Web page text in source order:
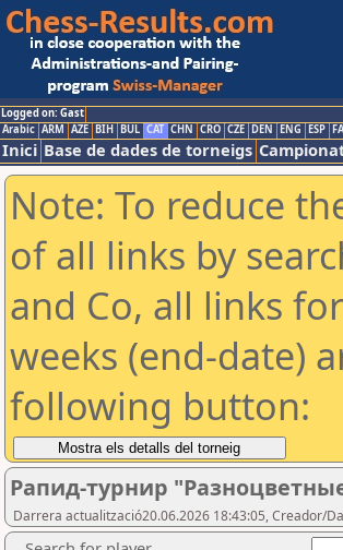
Logged on: Gast
Arabic ARM AZE BIH BUL CAT CHN CRO CZE DEN ENG ESP
Inici Base de dades de torneigs
Note: To reduce
of all links by
and Co, all links
weeks (end-date)
following button:
Рапид-турнир
Darrera actualització20.06.2026 18:43:05, Creador/